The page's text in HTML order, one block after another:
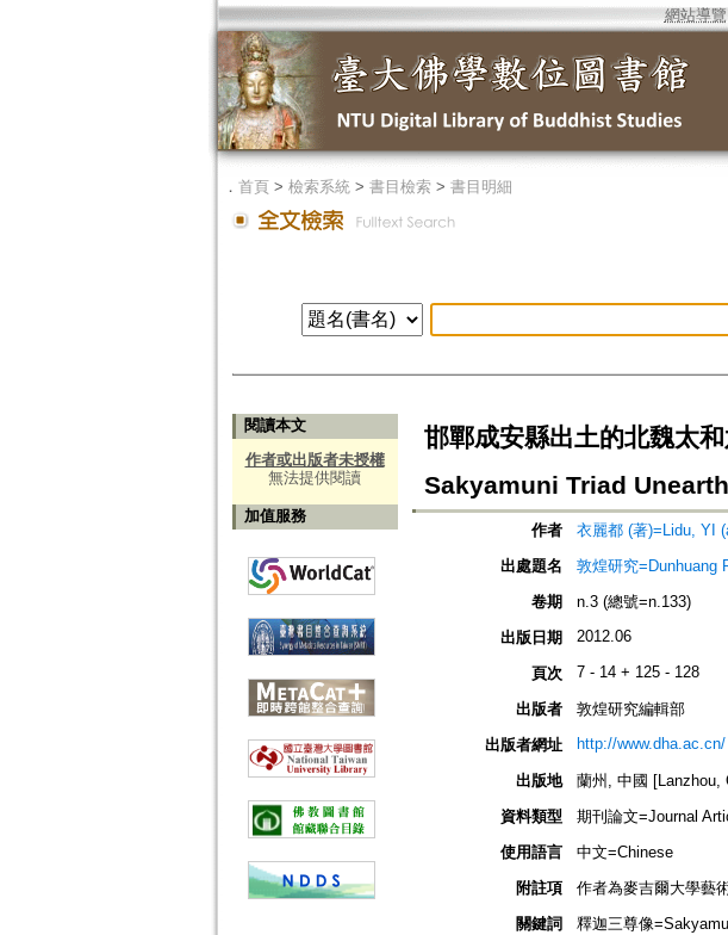
網站導覽
． 首頁> 檢索系統> 書目檢索> 書目明細
閱讀本文
作者或出版者未授權
無法提供閱讀
加值服務
邯鄲成安縣出土的北魏太
Sakyamuni Triad
作者
衣麗都 (著)=Lidu, YI
出處題名
敦煌研究=Dunhuang
卷期
n.3 (總號=n.133)
出版日期
2012.06
頁次 7 - 14 + 125 - 128
出版者
敦煌研究編輯部
出版者網址
http://www.dha.ac.cn/
出版地
蘭州, 中國 [Lanzhou,
資料類型
期刊論文=Journal
使用語言
中文=Chinese
附註項
作者為麥吉爾大學藝
關鍵詞
釋迦三尊像